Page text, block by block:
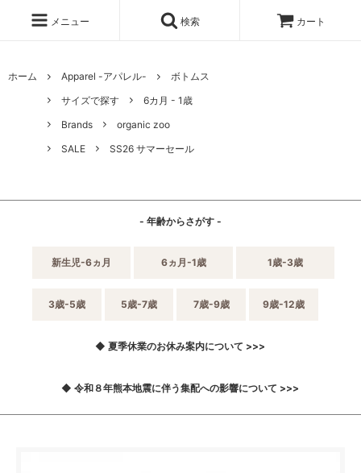
メニュー 検索 カート
ホーム Apparel -アパレル-
ボトムス
サイズで探す
6カ月 - 1歳
Brands
organic zoo
SALE
SS26 サマーセール
- 年齢からさがす -
新生児-6ヵ月 6ヵ月-1歳 1歳-3歳
3歳-5歳 5歳-7歳 7歳-9歳 9歳-12歳
◆ 夏季休業のお休み案内について >>>
◆ 令和８年熊本地震に伴う集配への影響について >>>